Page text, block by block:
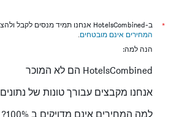
מלונות בניו יורק
מלונות בבנגקוק
מלונות בבוקרשט
מלונות בפאפוס
מלונות בלימסול
*
ב-HotelsCombined אנחנו תמיד מנסים לקבל ולהציג תמחור מדויק, עם זאת,
המחירים אינם מובטחים.
הנה למה:
HotelsCombined הם לא המוכר
אנחנו מקבצים עבורך טונות של נתונים
למה המחירים אינם מדויקים ב 100%?